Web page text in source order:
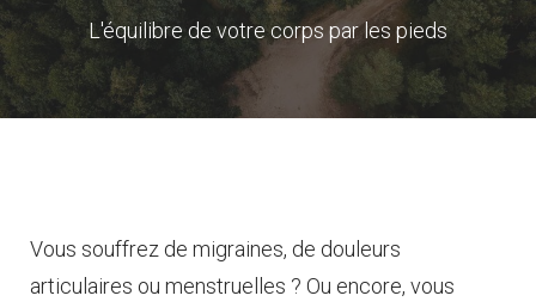
L'équilibre de votre corps par les pieds
Vous souffrez de migraines, de douleurs
articulaires ou menstruelles ? Ou encore, vous